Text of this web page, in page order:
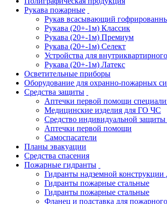
Рукава пожарные
Рукав всасывающий
Рукава (20+-1м) Классик
Рукава (20+-1м) Премиум
Рукава (20+-1м) Селект
Устройства для
Рукава (20+-1м) Латекс
Осветительные приборы
Оборудование для охранно-пожарных
Средства защиты
Аптечки первой помощи
Медицинские изделия для ГО ЧС
Средство индивидуальной
Аптечки первой помощи
Самоспасатели
Планы эвакуации
Средства спасения
Пожарные гидранты
Гидранты надземной конструкции
Гидранты пожарные стальные
Гидранты пожарные стальные
Фланец и подставка для